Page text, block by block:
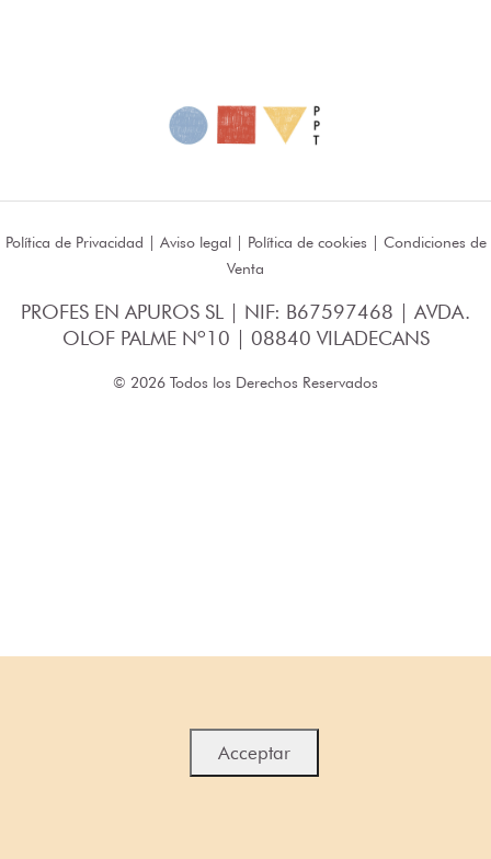
Política de Privacidad | Aviso legal| Política de cookies | Condiciones de
Venta
PROFES EN APUROS SL | NIF: B67597468 | AVDA.
OLOF PALME Nº10 | 08840 VILADECANS
© 2026 Todos los Derechos Reservados
Acceptar